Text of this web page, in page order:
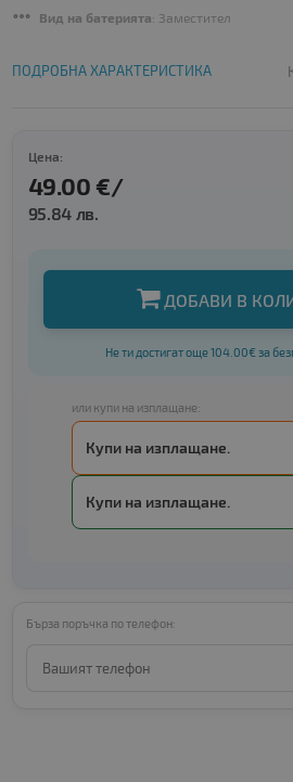
Вид на батерията: Заместител
ПОДРОБНА ХАРАКТЕРИСТИКА
Цена:
49.00 €/
95.84 лв.
ДОБАВИ В
Не ти достигат още 104.00€ за
или купи на изплащане:
Купи на изплащане.
Купи на изплащане.
Бърза поръчка по телефон: